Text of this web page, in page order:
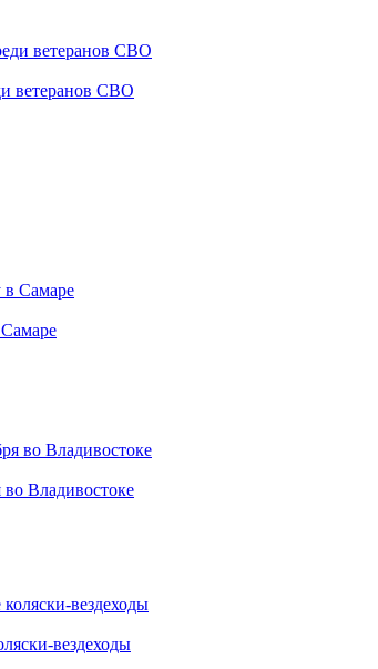
ветеранов СВО
Владивостоке
вездеходы